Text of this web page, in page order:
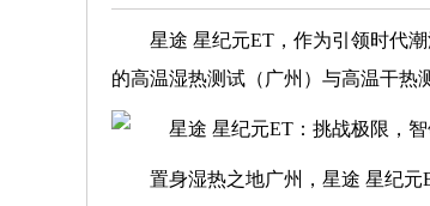
星途 星纪元ET，作为引领时代
的高温湿热测试（广州）与高温干热
置身湿热之地广州，星途 星纪